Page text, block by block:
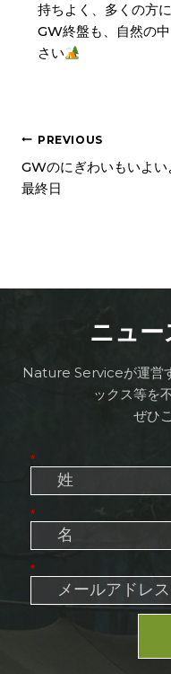
持ちよく、多くの方
GW終盤も、自然の
さい
PREVIOUS
GWのにぎわいもいよい
最終日
ニュ
Nature Serviceが運営
ックス等を
ぜひ
*
*
*